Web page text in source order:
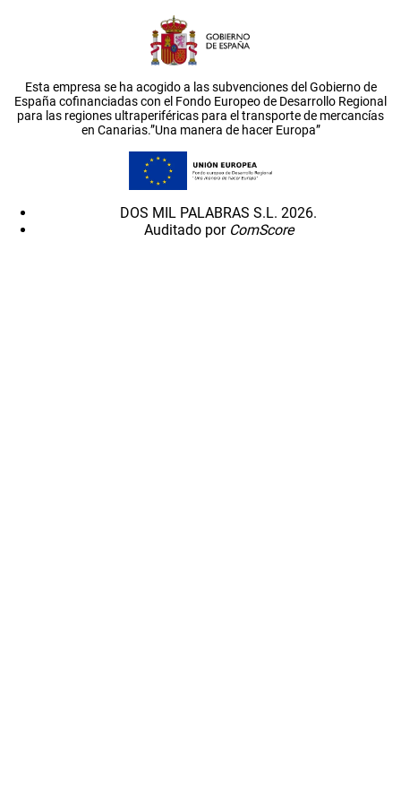
Esta empresa se ha acogido a las subvenciones del Gobierno de
España cofinanciadas con el Fondo Europeo de Desarrollo Regional
para las regiones ultraperiféricas para el transporte de mercancías
en Canarias.”Una manera de hacer Europa”
DOS MIL PALABRAS S.L. 2026.
Auditado por ComScore